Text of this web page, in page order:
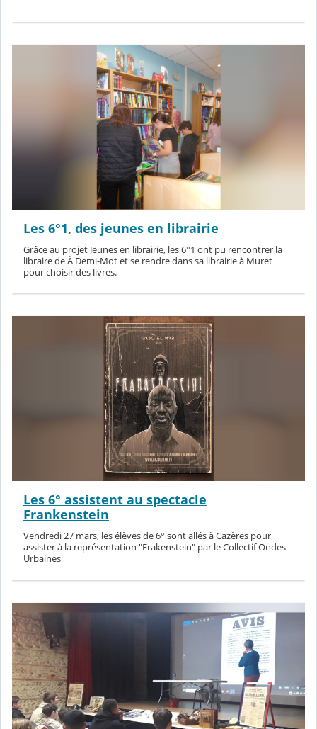
Les 6°1, des jeunes en librairie
Grâce au projet Jeunes en librairie, les 6°1 ont pu rencontrer la
libraire de À Demi-Mot et se rendre dans sa librairie à Muret
pour choisir des livres.
Les 6° assistent au spectacle
Frankenstein
Vendredi 27 mars, les élèves de 6° sont allés à Cazères pour
assister à la représentation "Frakenstein" par le Collectif Ondes
Urbaines